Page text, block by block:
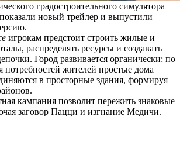
градостроительного симулятора
показали новый трейлер и выпустили
игрокам предстоит строить жилые и
распределять ресурсы и создавать
Город развивается органически: по
потребностей жителей простые дома
в просторные здания, формируя
кампания позволит пережить знаковые
заговор Пацци и изгнание Медичи.